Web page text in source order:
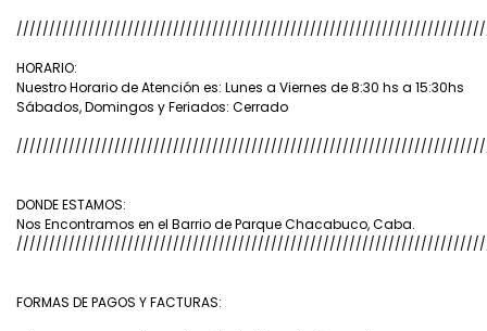
HORARIO:
Nuestro Horario de Atención es: Lunes a Viernes de 8:30 hs a 15:30hs
Sábados, Domingos y Feriados: Cerrado
DONDE ESTAMOS:
Nos Encontramos en el Barrio de Parque Chacabuco, Caba.
FORMAS DE PAGOS Y FACTURAS: